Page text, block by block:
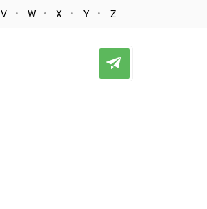
V W X Y Z